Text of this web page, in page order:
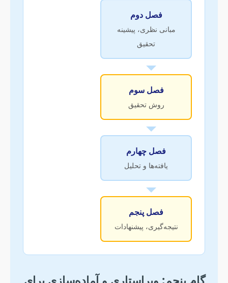
فصل دوم
مبانی نظری، پیشینه
تحقیق
فصل سوم
روش تحقیق
فصل چهارم
یافته‌ها و تحلیل
فصل پنجم
نتیجه‌گیری، پیشنهادات